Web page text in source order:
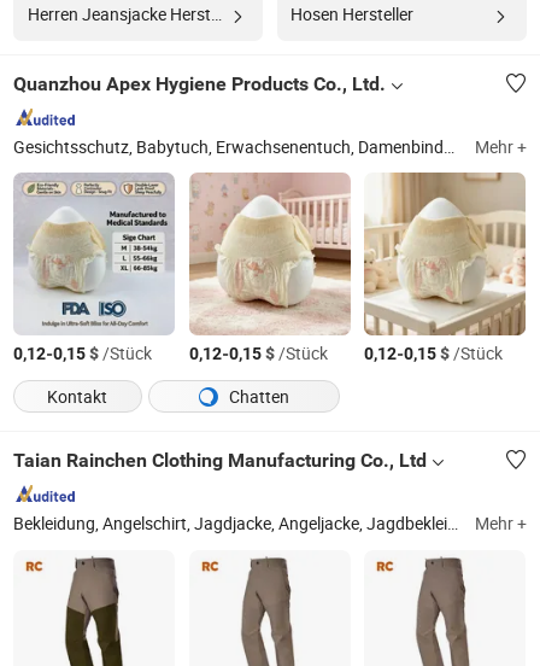
Hosen Hersteller
Quanzhou Apex Hygiene Products Co., Ltd.
Gesichtsschutz, Babytuch, Erwachsenentuch, Damenbinden, Feuchttücher Mehr +
0,12-0,15$/Stück 0,12-0,15$/Stück 0,12-0,15$/Stück
Kontakt
Chatten
Taian Rainchen Clothing Manufacturing Co., Ltd
Bekleidung, Angelschirt, Jagdjacke, Angeljacke, Jagdbekleidung, lässige Outdoor-Bekleidung, hochsichtbare Arbeitskleidung Mehr +